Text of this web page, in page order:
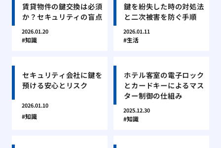
賃貸物件の鍵交換は必須
か？セキュリティの盲点
2026.01.20
知識
鍵を紛失した時の対処法
と二次被害を防ぐ手順
2026.01.11
生活
セキュリティ会社に鍵を
預ける安心とリスク
2026.01.10
知識
ホテル客室の電子ロック
とカードキーによるマス
ター制御の仕組み
2025.12.30
知識